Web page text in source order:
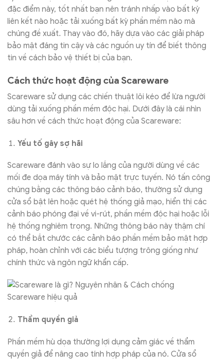
đặc điểm này, tốt nhất bạn nên tránh nhấp vào bất kỳ
liên kết nào hoặc tải xuống bất kỳ phần mềm nào mà
chúng đề xuất. Thay vào đó, hãy dựa vào các giải pháp
bảo mật đáng tin cậy và các nguồn uy tín để biết thông
tin về cách bảo vệ thiết bị của bạn.
Cách thức hoạt động của Scareware
Scareware sử dụng các chiến thuật lôi kéo để lừa người
dùng tải xuống phần mềm độc hại. Dưới đây là cái nhìn
sâu hơn về cách thức hoạt động của Scareware:
Yếu tố gây sợ hãi
Scareware đánh vào sự lo lắng của người dùng về các
mối đe dọa máy tính và bảo mật trực tuyến. Nó tấn công
chúng bằng các thông báo cảnh báo, thường sử dụng
cửa sổ bật lên hoặc quét hệ thống giả mạo, hiển thị các
cảnh báo phóng đại về vi-rút, phần mềm độc hại hoặc lỗi
hệ thống nghiêm trọng. Những thông báo này thậm chí
có thể bắt chước các cảnh báo phần mềm bảo mật hợp
pháp, hoàn chỉnh với các biểu tượng trông giống như
chính thức và ngôn ngữ khẩn cấp.
Thẩm quyền giả
Phần mềm hù dọa thường lợi dụng cảm giác về thẩm
quyền giả để nâng cao tính hợp pháp của nó. Cửa sổ